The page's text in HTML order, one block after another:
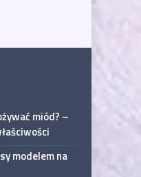
miód? –
modelem na